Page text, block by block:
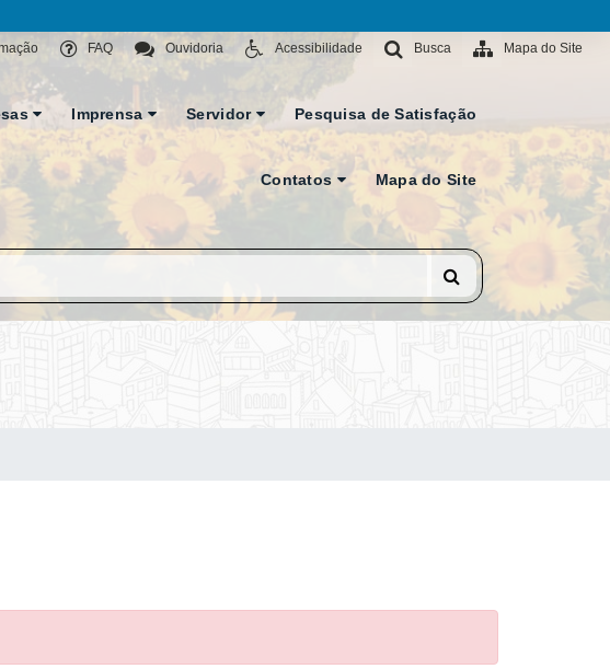
Mapa do Site
Busca
Acessibilidade
Ouvidoria
FAQ
Imprensa Servidor Pesquisa de Satisfação
Contatos Mapa do Site